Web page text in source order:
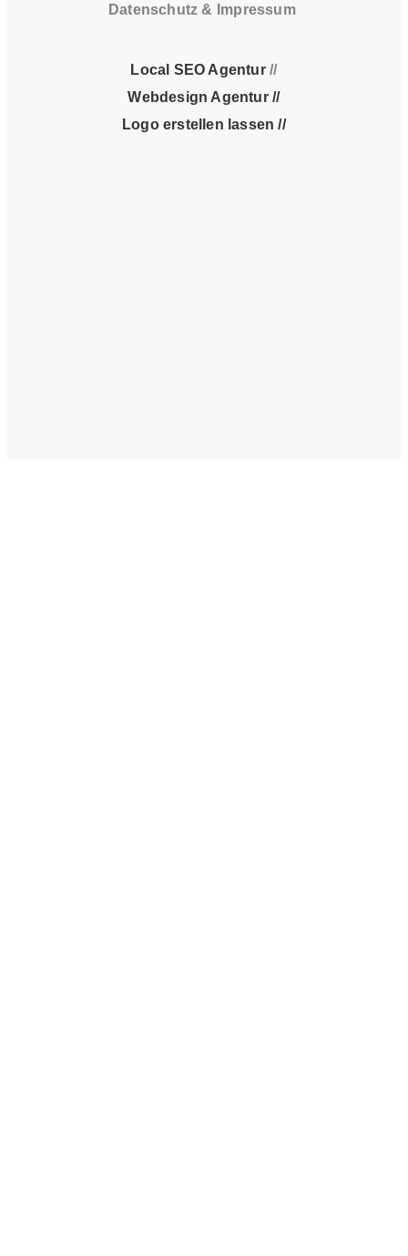
Datenschutz & Impressum
Local SEO Agentur //
Webdesign Agentur//
Logo erstellen lassen //